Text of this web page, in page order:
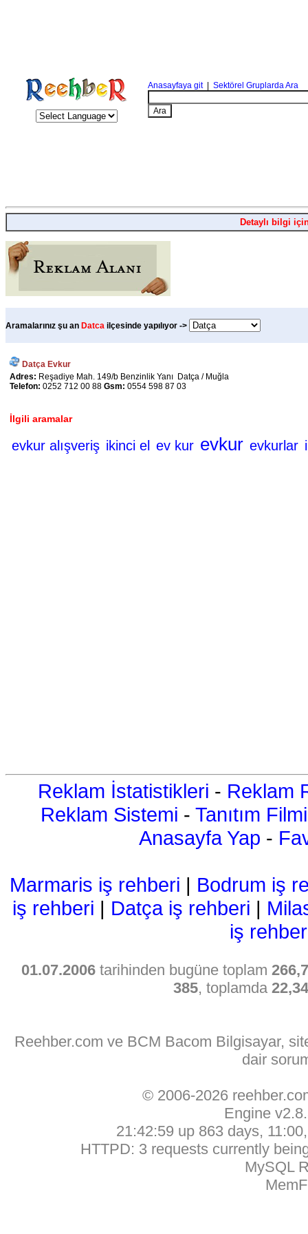
Anasayfaya git| Sektörel Gruplarda Ara
Detaylı bilgi
Aramalarınız şu an Datca ilçesinde yapılıyor ->
Datça Evkur
Adres: Reşadiye Mah. 149/b Benzinlik Yanı Datça / Muğla
Telefon: 0252 712 00 88 Gsm: 0554 598 87 03
İlgili aramalar
evkur alışveriş ikinci el ev kur evkur evkurlar
Reklam İstatistikleri - Reklam
Reklam Sistemi - Tanıtım Filmi
Anasayfa Yap -
Marmaris iş rehberi | Bodrum iş
iş rehberi | Datça iş rehberi |
iş
01.07.2006tarihinden bugüne toplam
385, toplamda
Reehber.com ve BCM Bacom Bilgisayar,
dair
© 2006-2026
Engine
21:42:59 up 863 days,
HTTPD: 3 requests currently
MySQL